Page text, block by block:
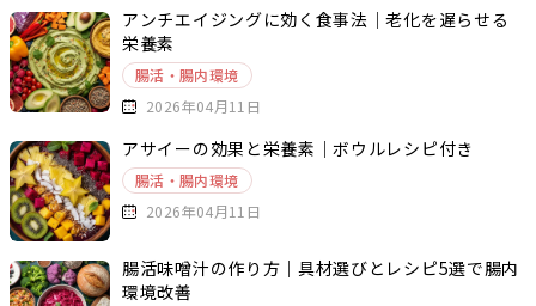
アンチエイジングに効く食事法｜老化を遅らせる
栄養素
腸活・腸内環境
2026年04月11日
アサイーの効果と栄養素｜ボウルレシピ付き
腸活・腸内環境
2026年04月11日
腸活味噌汁の作り方｜具材選びとレシピ5選で腸内
環境改善